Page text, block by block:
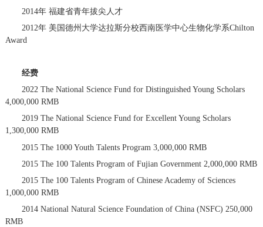
2014年 福建省青年拔尖人才
2012年 美国德州大学达拉斯分校西南医学中心生物化学系Chilton
Award
经费
2022 The National Science Fund for Distinguished Young Scholars
4,000,000 RMB
2019 The National Science Fund for Excellent Young Scholars
1,300,000 RMB
2015 The 1000 Youth Talents Program 3,000,000 RMB
2015 The 100 Talents Program of Fujian Government 2,000,000 RMB
2015 The 100 Talents Program of Chinese Academy of Sciences
1,000,000 RMB
2014 National Natural Science Foundation of China (NSFC) 250,000
RMB